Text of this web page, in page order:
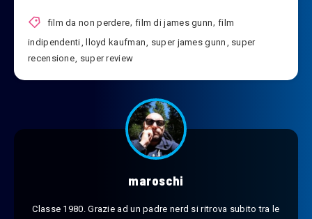
film da non perdere, film di james gunn, film
indipendenti, lloyd kaufman, super james gunn , super
recensione, super review
maroschi
Classe 1980. Grazie ad un padre nerd si ritrova subito tra le